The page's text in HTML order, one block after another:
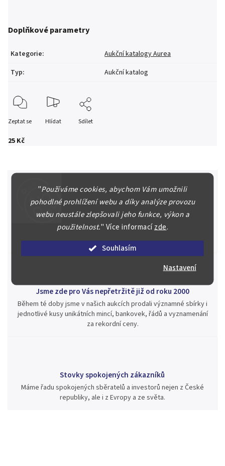
"Používáme cookies, abychom Vám umožnili
pohodlné prohlížení webu a díky analýze provozu
webu neustále zlepšovali jeho funkce, výkon a
použitelnost." Více informacízde.
Souhlasím
Nastavení
25 Kč
Doplňkové parametry
Kategorie:
Aukční katalogy Aurea
Typ: Aukční katalog
Zeptat se Hlídat Sdílet
Špičkové služby za nejlepší ceny
Náš kolektiv specialistů a znalců se Vám bude plně věnovat.
Posoudíme kvalitu a pravost Vašeho materiálu, prodáme v naší
aukci nebo Vám poradíme kam investovat.
Jsme zde pro Vás nepřetržitě již od roku 2000
Během té doby jsme v našich aukcích prodali významné sbírky i
jednotlivé kusy unikátních mincí, bankovek, řádů a vyznamenání
za rekordní ceny.
Stovky spokojených zákazníků
Máme řadu spokojených sběratelů a investorů nejen z České
republiky, ale i z Evropy a ze světa.